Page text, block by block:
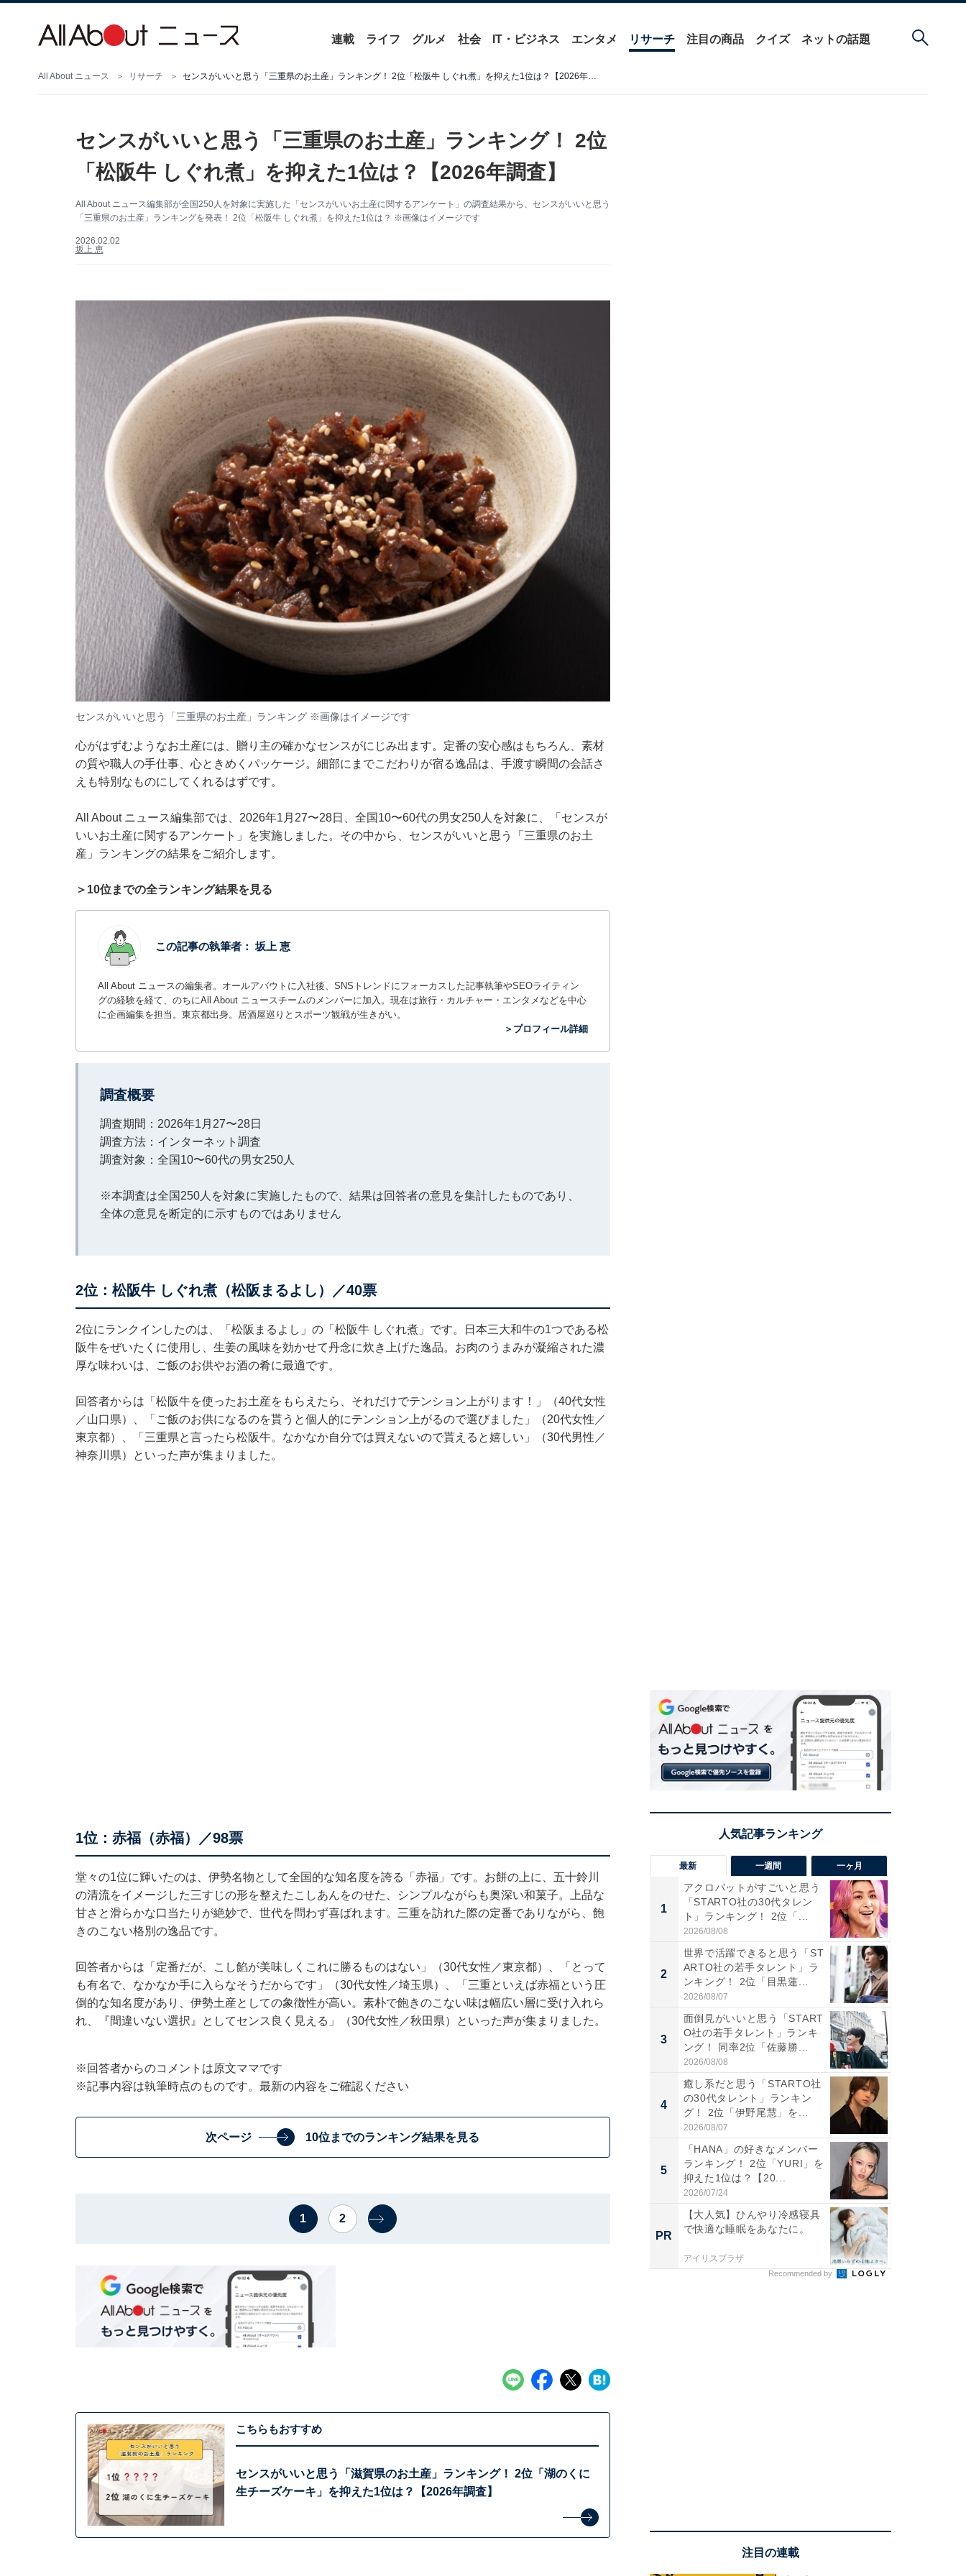
連載 ライフ グルメ 社会 IT・ビジネス エンタメ リサーチ 注目の商品 クイズ ネットの話題
All About ニュース リサーチ センスがいいと思う「三重県のお土産」ランキング！ 2位「松阪牛 しぐれ煮」を抑えた1位は？【2026年調査】
センスがいいと思う「三重県のお土産」ランキング！ 2位
「松阪牛 しぐれ煮」を抑えた1位は？【2026年調査】
All About ニュース編集部が全国250人を対象に実施した「センスがいいお土産に関するアンケート」の調査結果から、センスがいいと思う
「三重県のお土産」ランキングを発表！ 2位「松阪牛 しぐれ煮」を抑えた1位は？ ※画像はイメージです
2026.02.02
坂上 恵
センスがいいと思う「三重県のお土産」ランキング ※画像はイメージです
心がはずむようなお土産には、贈り主の確かなセンスがにじみ出ます。定番の安心感はもちろん、素材
の質や職人の手仕事、心ときめくパッケージ。細部にまでこだわりが宿る逸品は、手渡す瞬間の会話さ
えも特別なものにしてくれるはずです。
All About ニュース編集部では、2026年1月27〜28日、全国10〜60代の男女250人を対象に、「センスが
いいお土産に関するアンケート」を実施しました。その中から、センスがいいと思う「三重県のお土
産」ランキングの結果をご紹介します。
＞10位までの全ランキング結果を見る
この記事の執筆者： 坂上 恵
All About ニュースの編集者。オールアバウトに入社後、SNSトレンドにフォーカスした記事執筆やSEOライティン
グの経験を経て、のちにAll About ニュースチームのメンバーに加入。現在は旅行・カルチャー・エンタメなどを中心
に企画編集を担当。東京都出身。居酒屋巡りとスポーツ観戦が生きがい。
＞プロフィール詳細
調査概要
調査期間：2026年1月27〜28日
調査方法：インターネット調査
調査対象：全国10〜60代の男女250人
※本調査は全国250人を対象に実施したもので、結果は回答者の意見を集計したものであり、
全体の意見を断定的に示すものではありません
2位：松阪牛 しぐれ煮（松阪まるよし）／40票
2位にランクインしたのは、「松阪まるよし」の「松阪牛 しぐれ煮」です。日本三大和牛の1つである松
阪牛をぜいたくに使用し、生姜の風味を効かせて丹念に炊き上げた逸品。お肉のうまみが凝縮された濃
厚な味わいは、ご飯のお供やお酒の肴に最適です。
回答者からは「松阪牛を使ったお土産をもらえたら、それだけでテンション上がります！」（40代女性
／山口県）、「ご飯のお供になるのを貰うと個人的にテンション上がるので選びました」（20代女性／
東京都）、「三重県と言ったら松阪牛。なかなか自分では買えないので貰えると嬉しい」（30代男性／
神奈川県）といった声が集まりました。
1位：赤福（赤福）／98票
堂々の1位に輝いたのは、伊勢名物として全国的な知名度を誇る「赤福」です。お餅の上に、五十鈴川
の清流をイメージした三すじの形を整えたこしあんをのせた、シンプルながらも奥深い和菓子。上品な
甘さと滑らかな口当たりが絶妙で、世代を問わず喜ばれます。三重を訪れた際の定番でありながら、飽
きのこない格別の逸品です。
回答者からは「定番だが、こし餡が美味しくこれに勝るものはない」（30代女性／東京都）、「とって
も有名で、なかなか手に入らなそうだからです」（30代女性／埼玉県）、「三重といえば赤福という圧
倒的な知名度があり、伊勢土産としての象徴性が高い。素朴で飽きのこない味は幅広い層に受け入れら
れ、『間違いない選択』としてセンス良く見える」（30代女性／秋田県）といった声が集まりました。
※回答者からのコメントは原文ママです
※記事内容は執筆時点のものです。最新の内容をご確認ください
次ページ 10位までのランキング結果を見る
1 2
こちらもおすすめ
センスがいいと思う「滋賀県のお土産」ランキング！ 2位「湖のくに
生チーズケーキ」を抑えた1位は？【2026年調査】
最新 一週間 一ヶ月
1
アクロバットがすごいと思う
「STARTO社の30代タレン
ト」ランキング！ 2位「...
2026/08/08
2
世界で活躍できると思う「ST
ARTO社の若手タレント」ラ
ンキング！ 2位「目黒蓮...
2026/08/07
3
面倒見がいいと思う「START
O社の若手タレント」ランキ
ング！ 同率2位「佐藤勝...
2026/08/08
4
癒し系だと思う「STARTO社
の30代タレント」ランキン
グ！ 2位「伊野尾慧」を...
2026/08/07
5
「HANA」の好きなメンバー
ランキング！ 2位「YURI」を
抑えた1位は？【20...
2026/07/24
PR
【大人気】ひんやり冷感寝具
で快適な睡眠をあなたに。
アイリスプラザ
Recommended by
注目の連載